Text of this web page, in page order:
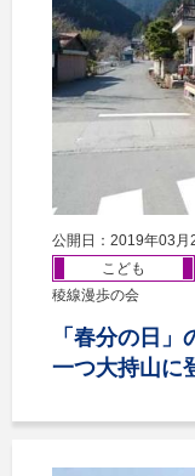
公開日：2019年03月
こども
稜線漫歩の会
「春分の日
一つ大持山に